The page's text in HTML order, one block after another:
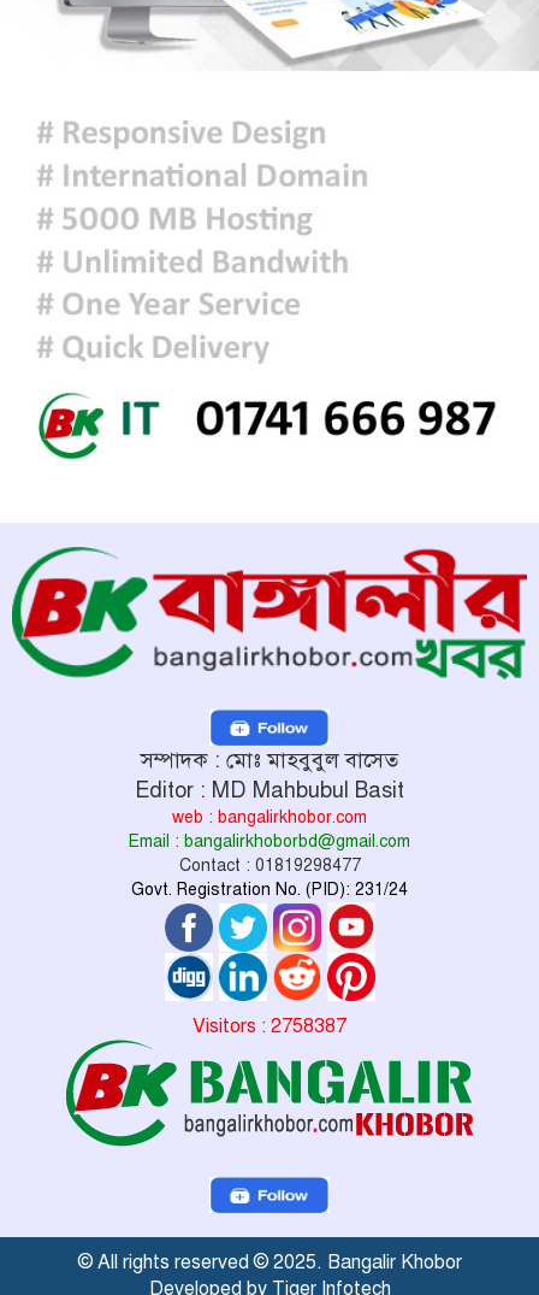
ঢাকায় হালকা বৃষ্টি হতে পারে, দেশের
কোথাও কোথাও মাঝারি থেকে ভারী
বর্ষণের সম্ভাবনা
প্রধানমন্ত্রীকে বরণে প্রস্তুত চট্টগ্রাম,
নেতাকর্মীরা উজ্জীবিত
দিল্লির সংবাদ সম্মেলনে শেখ হাসিনার
ভার্চ্যুয়াল বক্তব্যে ভারতের সমর্থন নেই:
জয়সওয়াল
সম্পাদক : মোঃ মাহবুবুল বাসেত
Editor : MD Mahbubul Basit
web : bangalirkhobor.com
Email : bangalirkhoborbd@gmail.com
Contact : 01819298477
Govt. Registration No. (PID): 231/24
Visitors : 2758387
© All rights reserved © 2025. Bangalir Khobor
Developed by Tiger Infotech